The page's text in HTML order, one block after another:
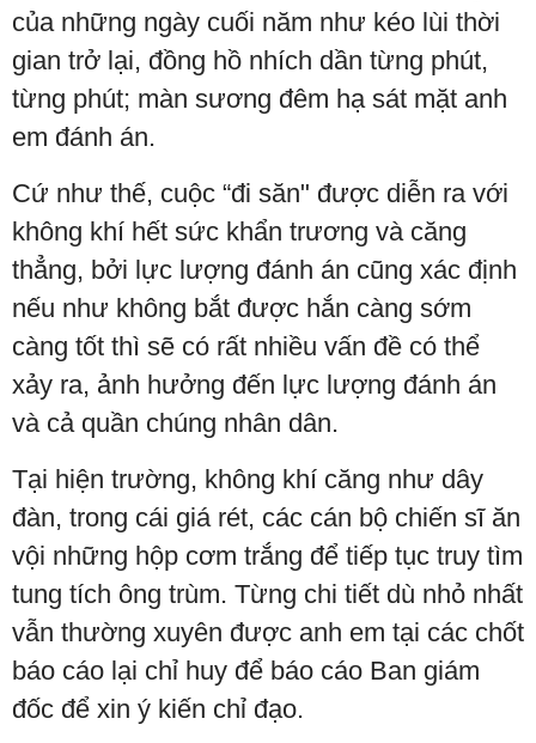
của những ngày cuối năm như kéo lùi thời
gian trở lại, đồng hồ nhích dần từng phút,
từng phút; màn sương đêm hạ sát mặt anh
em đánh án.
Cứ như thế, cuộc “đi săn" được diễn ra với
không khí hết sức khẩn trương và căng
thẳng, bởi lực lượng đánh án cũng xác định
nếu như không bắt được hắn càng sớm
càng tốt thì sẽ có rất nhiều vấn đề có thể
xảy ra, ảnh hưởng đến lực lượng đánh án
và cả quần chúng nhân dân.
Tại hiện trường, không khí căng như dây
đàn, trong cái giá rét, các cán bộ chiến sĩ ăn
vội những hộp cơm trắng để tiếp tục truy tìm
tung tích ông trùm. Từng chi tiết dù nhỏ nhất
vẫn thường xuyên được anh em tại các chốt
báo cáo lại chỉ huy để báo cáo Ban giám
đốc để xin ý kiến chỉ đạo.